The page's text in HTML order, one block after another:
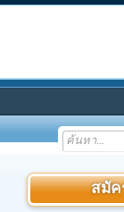
สมัค